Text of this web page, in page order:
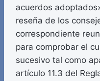
acuerdos
reseña de los
correspondiente
para comprobar el
sucesivo tal como
artículo 11.3 del